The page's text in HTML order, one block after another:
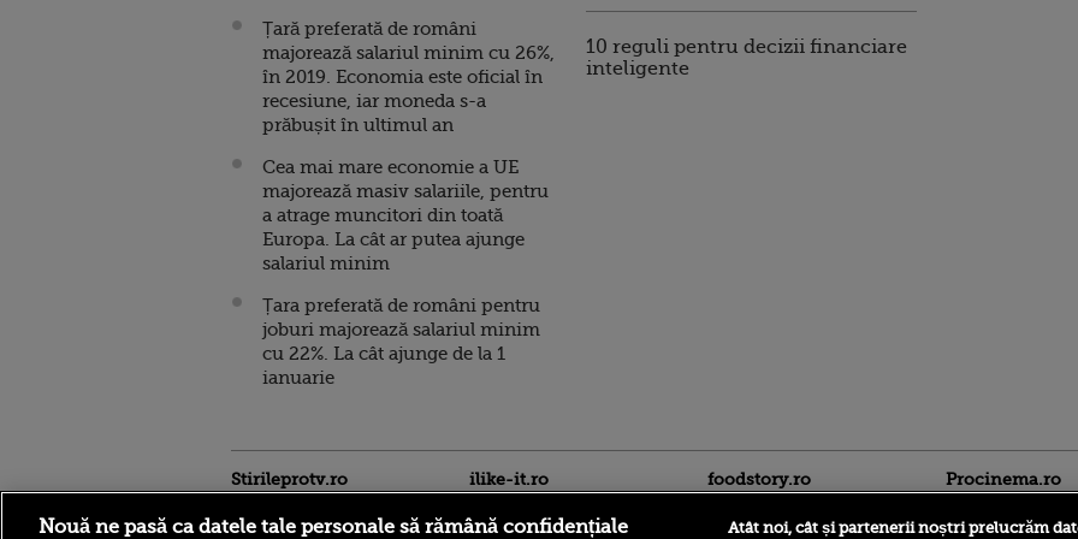
Țară preferată de români
majorează salariul minim cu 26%,
în 2019. Economia este oficial în
recesiune, iar moneda s-a
prăbușit în ultimul an
Cea mai mare economie a UE
majorează masiv salariile, pentru
a atrage muncitori din toată
Europa. La cât ar putea ajunge
salariul minim
Țara preferată de români pentru
joburi majorează salariul minim
cu 22%. La cât ajunge de la 1
ianuarie
10 reguli pentru decizii financiare
inteligente
Stirileprotv.ro ilike-it.ro foodstory.ro Procinema.ro
Nouă ne pasă ca datele tale personale să rămână confidențiale Atât noi, cât și partenerii noștri prelucrăm